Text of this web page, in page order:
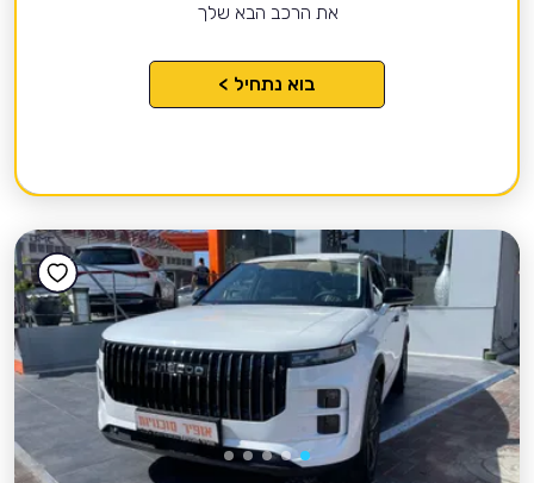
את הרכב הבא שלך
בוא נתחיל >